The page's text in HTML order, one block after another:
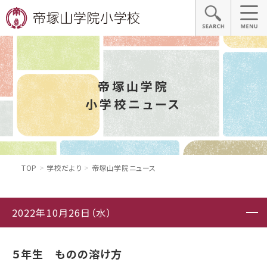
帝塚山学院
小学校ニュース
TOP 学校だより 帝塚山学院ニュース
2022年10月26日（水）
５年生 ものの溶け方